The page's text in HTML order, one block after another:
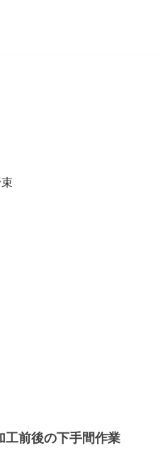
工前後の下手間作業